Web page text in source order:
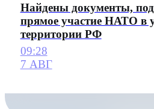
Найдены документы,
прямое участие НАТО в
территории РФ
09:28
7 АВГ